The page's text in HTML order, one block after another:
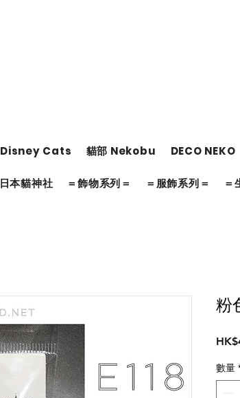
Disney Cats 貓部 Nekobu DECO NEKO
日本貓神社 ＝飾物系列＝ ＝服飾系列＝ ＝
粉
數量